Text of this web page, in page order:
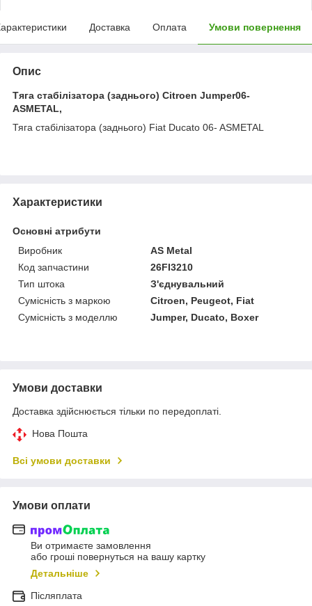
Доставка Оплата Умови повернення
Опис
Тяга стабілізатора (заднього) Citroen Jumper06-
ASMETAL,
Тяга стабілізатора (заднього) Fiat Ducato 06- ASMETAL
Характеристики
Основні атрибути
Виробник
AS Metal
Код запчастини
26FI3210
Тип штока
З'єднувальний
Сумісність з маркою
Citroen, Peugeot, Fiat
Сумісність з моделлю
Jumper, Ducato, Boxer
Умови доставки
Доставка здійснюється тільки по передоплаті.
Нова Пошта
Всі умови доставки
Умови оплати
Ви отримаєте замовлення
або гроші повернуться на вашу картку
Детальніше
Післяплата